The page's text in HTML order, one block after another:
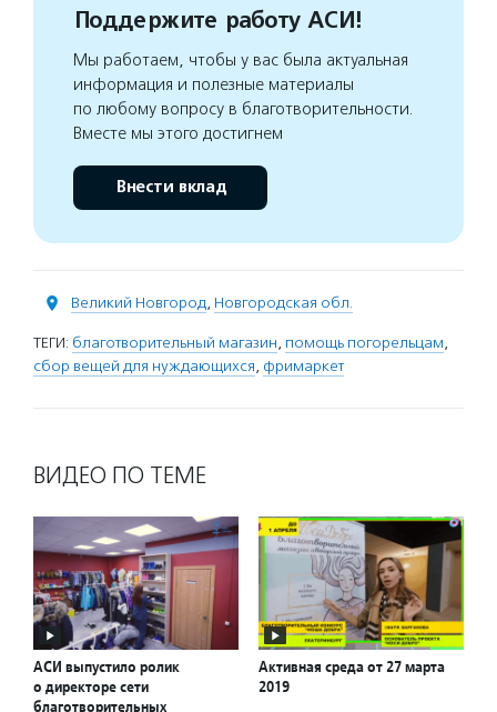
Поддержите работу АСИ!
Мы работаем, чтобы у вас была актуальная
информация и полезные материалы
по любому вопросу в благотворительности.
Вместе мы этого достигнем
Внести вклад
Великий Новгород, Новгородская обл.
ТЕГИ: благотворительный магазин, помощь погорельцам,
сбор вещей для нуждающихся, фримаркет
ВИДЕО ПО ТЕМЕ
АСИ выпустило ролик
о директоре сети
благотворительных
Активная среда от 27 марта
2019